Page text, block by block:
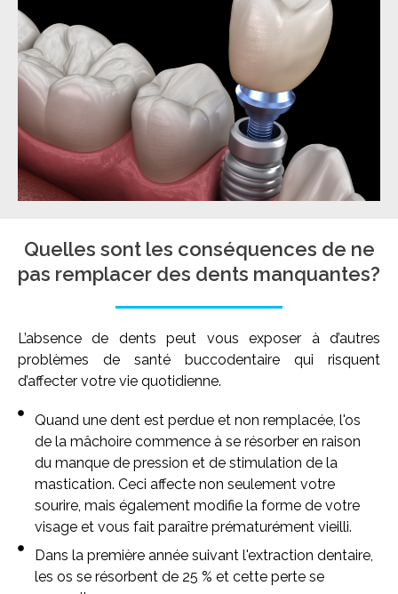
Quelles sont les conséquences de ne
pas remplacer des dents manquantes?
L’absence de dents peut vous exposer à d’autres
problèmes de santé buccodentaire qui risquent
d’affecter votre vie quotidienne.
Quand une dent est perdue et non remplacée, l'os
de la mâchoire commence à se résorber en raison
du manque de pression et de stimulation de la
mastication. Ceci affecte non seulement votre
sourire, mais également modifie la forme de votre
visage et vous fait paraître prématurément vieilli.
Dans la première année suivant l'extraction dentaire,
les os se résorbent de 25 % et cette perte se